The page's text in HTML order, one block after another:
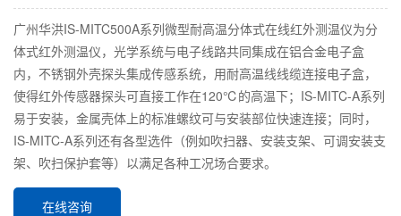
广州华洪IS-MITC500A系列微型耐高温分体式在线红外测温仪为分
体式红外测温仪，光学系统与电子线路共同集成在铝合金电子盒
内，不锈钢外壳探头集成传感系统，用耐高温线线缆连接电子盒，
使得红外传感器探头可直接工作在120℃的高温下；IS-MITC-A系列
易于安装，金属壳体上的标准螺纹可与安装部位快速连接；同时，
IS-MITC-A系列还有各型选件（例如吹扫器、安装支架、可调安装支
架、吹扫保护套等）以满足各种工况场合要求。
在线咨询